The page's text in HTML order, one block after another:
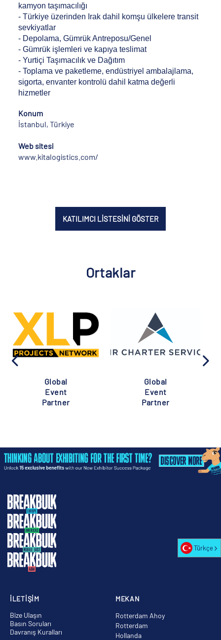
kamyon taşımacılığı
- Türkiye üzerinden Irak dahil komşu ülkelere transit
sevkiyatlar
- Depolama, Gümrük Antreposu/Genel
- Gümrük işlemleri ve kapıya teslimat
- Yurtiçi Taşımacılık ve Dağıtım
- Toplama ve paketleme, endüstriyel ambalajlama,
sigorta, envanter kontrolü dahil katma değerli
hizmetler
Konum
İstanbul, Türkiye
Web sitesi
www.kitalogistics.com/
KATILIMCI LİSTESİNİ GÖSTER
Ortaklar
Global
Event
Partner
Global
Event
Partner
MEKAN
Rotterdam Ahoy
Rotterdam
Hollanda
İLETİŞİM
Bize Ulaşın
Basın Soruları
Davranış Kuralları
Türkçe